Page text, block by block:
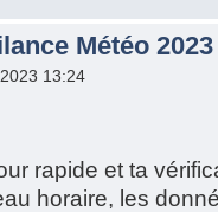
Météo 2023
13:24
rapide et ta
horaire, les